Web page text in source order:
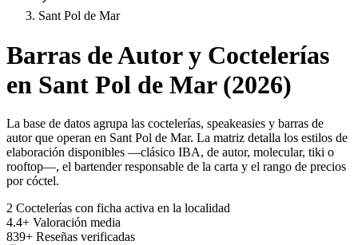
Sant Pol de Mar
Barras de Autor y Coctelerías
en Sant Pol de Mar (2026)
La base de datos agrupa las coctelerías, speakeasies y barras de
autor que operan en Sant Pol de Mar. La matriz detalla los estilos de
elaboración disponibles —clásico IBA, de autor, molecular, tiki o
rooftop—, el bartender responsable de la carta y el rango de precios
por cóctel.
2 Coctelerías con ficha activa en la localidad
4.4+ Valoración media
839+ Reseñas verificadas